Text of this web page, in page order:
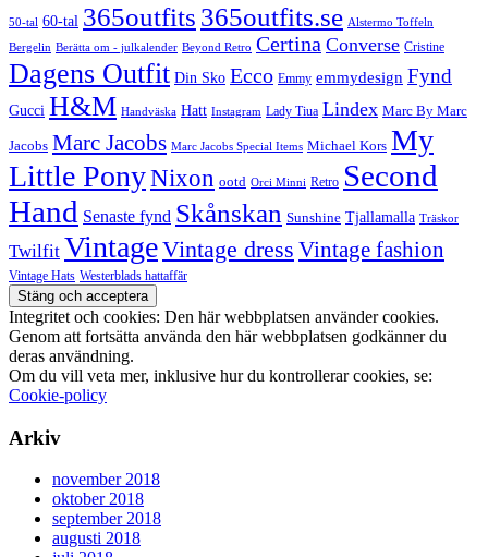
50-tal 60-tal 365outfits 365outfits.se Alstermo Toffeln
Bergelin Berätta om - julkalender Beyond Retro Certina Converse Cristine
Dagens Outfit Din Sko Ecco Emmy emmydesign Fynd
Gucci H&M Handväska Hatt Instagram Lady Tiua Lindex Marc By Marc
Jacobs Marc Jacobs Marc Jacobs Special Items Michael Kors My
Little PonyNixon ootd Orci Minni Retro Second
Hand Senaste fynd Skånskan Sunshine Tjallamalla Träskor
Twilfit VintageVintage dress Vintage fashion
Vintage Hats Westerblads hattaffär
Integritet och cookies: Den här webbplatsen använder cookies.
Genom att fortsätta använda den här webbplatsen godkänner du
deras användning.
Om du vill veta mer, inklusive hur du kontrollerar cookies, se:
Cookie-policy
Arkiv
november 2018
oktober 2018
september 2018
augusti 2018